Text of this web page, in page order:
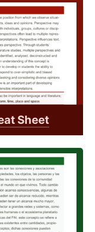
Sheet